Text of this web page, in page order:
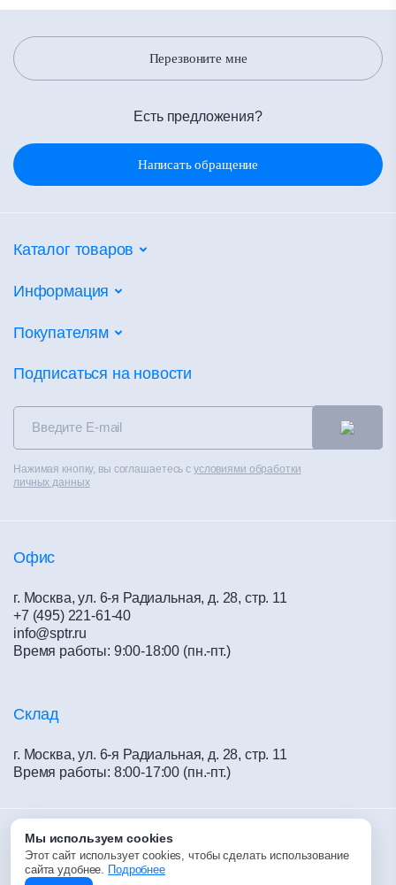
Перезвоните мне
Есть предложения?
Написать обращение
Каталог товаров
Потолочные системы
Напольные покрытия
Фальшпол
Теплоизоляция
Чистые помещения
Вентилируемые фасады
Информация
Партнеры
Новости
Контакты
Контакты
Покупателям
Калькуляторы
Альбом технических решений
Каталоги
Полезное
Подписаться на новости
Нажимая кнопку, вы соглашаетесь с условиями обработки
личных данных
Офис
г. Москва, ул. 6-я Радиальная, д. 28, стр. 11
+7 (495) 221-61-40
info@sptr.ru
Время работы: 9:00-18:00 (пн.-пт.)
Склад
г. Москва, ул. 6-я Радиальная, д. 28, стр. 11
Время работы: 8:00-17:00 (пн.-пт.)
2015-2026 © «Спецстрой- Р»
Мы используем cookies
Этот сайт использует cookies, чтобы сделать использование
сайта удобнее. Подробнее